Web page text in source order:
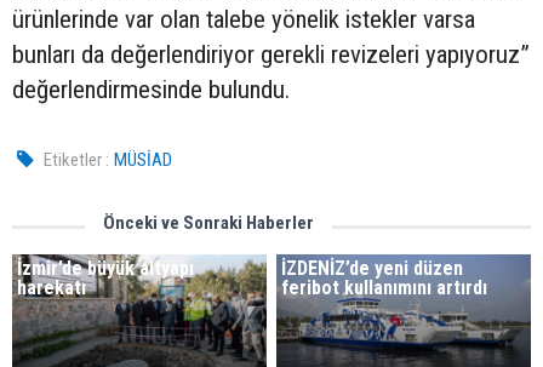
ürünlerinde var olan talebe yönelik istekler varsa
bunları da değerlendiriyor gerekli revizeleri yapıyoruz”
değerlendirmesinde bulundu.
Etiketler : MÜSİAD
Önceki ve Sonraki Haberler
İzmir’de büyük altyapı
harekatı
İZDENİZ’de yeni düzen
feribot kullanımını artırdı